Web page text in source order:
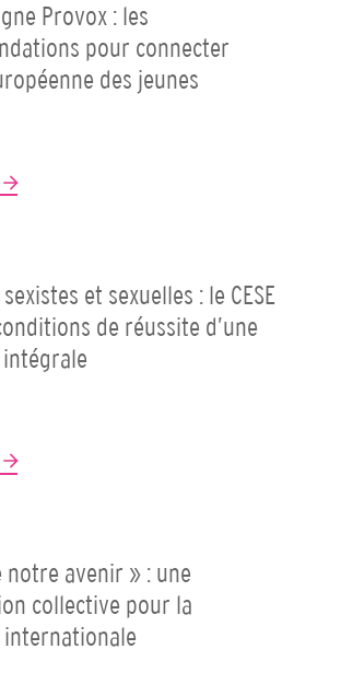
Provox : les
pour connecter
des jeunes
et sexuelles : le CESE
de réussite d’une
notre avenir » : une
collective pour la